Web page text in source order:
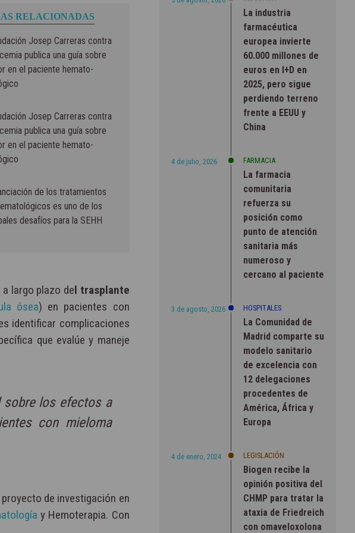
RELACIONADAS
Josep Carreras contra
publica una guía sobre
en el paciente hemato-
Josep Carreras contra
publica una guía sobre
en el paciente hemato-
de los tratamientos
es uno de los
desafíos para la SEHH
largo plazo del trasplante
ósea) en pacientes con
identificar complicaciones
que evalúe y maneje
sobre los efectos a
con mieloma
de investigación en
y Hemoterapia. Con
La industria
farmacéutica
europea invierte
60.000 millones de
euros en I+D en
2025, pero sigue
perdiendo terreno
frente a EEUU y
China
4 de julio, 2026 FARMACIA
La farmacia
comunitaria
refuerza su
posición como
punto de atención
sanitaria más
numeroso y
cercano al paciente
3 de agosto, 2026 HOSPITALES
La Comunidad de
Madrid comparte su
modelo sanitario
de excelencia con
12 delegaciones
procedentes de
América, África y
Europa
4 de enero, 2024 LEGISLACIÓN
Biogen recibe la
opinión positiva del
CHMP para tratar la
ataxia de Friedreich
con omaveloxolona